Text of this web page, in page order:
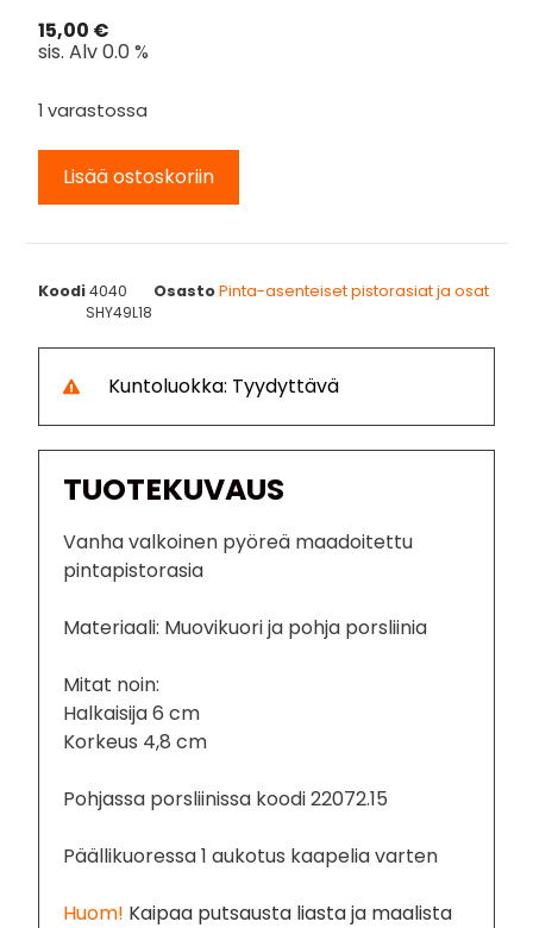
15,00 €
sis. Alv 0.0 %
1 varastossa
Lisää ostoskoriin
Koodi4040 OsastoPinta-asenteiset pistorasiat ja osat
SHY49L18
Kuntoluokka: Tyydyttävä
TUOTEKUVAUS
Vanha valkoinen pyöreä maadoitettu
pintapistorasia
Materiaali: Muovikuori ja pohja porsliinia
Mitat noin:
Halkaisija 6 cm
Korkeus 4,8 cm
Pohjassa porsliinissa koodi 22072.15
Päällikuoressa 1 aukotus kaapelia varten
Huom! Kaipaa putsausta liasta ja maalista